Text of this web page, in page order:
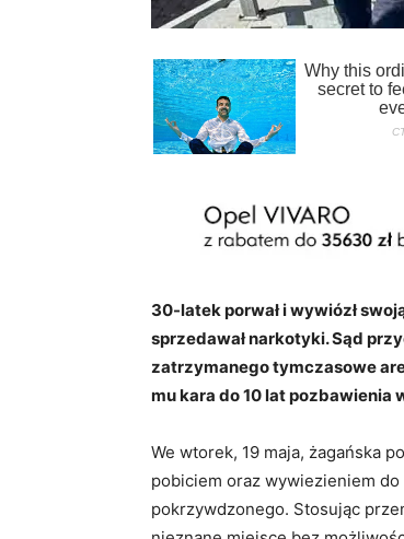
30-latek porwał i wywiózł
sprzedawał narkotyki. Sąd
zatrzymanego tymczasowe
mu kara do 10 lat pozbawienia
We wtorek, 19 maja, żagańska
pobiciem oraz wywiezieniem do
pokrzywdzonego. Stosując